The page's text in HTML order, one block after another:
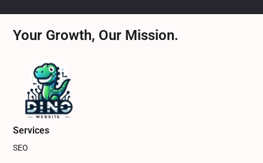
Your Growth, Our Mission.
Services
SEO